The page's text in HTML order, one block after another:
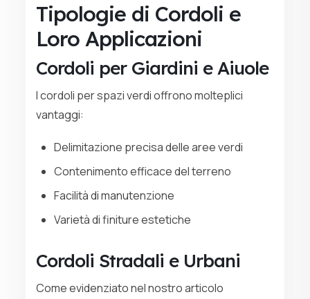
Tipologie di Cordoli e
Loro Applicazioni
Cordoli per Giardini e Aiuole
I cordoli per spazi verdi offrono molteplici
vantaggi:
Delimitazione precisa delle aree verdi
Contenimento efficace del terreno
Facilità di manutenzione
Varietà di finiture estetiche
Cordoli Stradali e Urbani
Come evidenziato nel nostro articolo